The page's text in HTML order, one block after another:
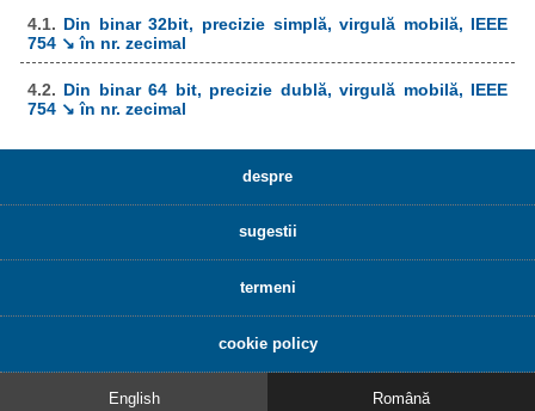
4.1. Din binar 32bit, precizie simplă, virgulă mobilă, IEEE
754 ↘ în nr. zecimal
4.2. Din binar 64 bit, precizie dublă, virgulă mobilă, IEEE
754 ↘ în nr. zecimal
despre
sugestii
termeni
cookie policy
English Română